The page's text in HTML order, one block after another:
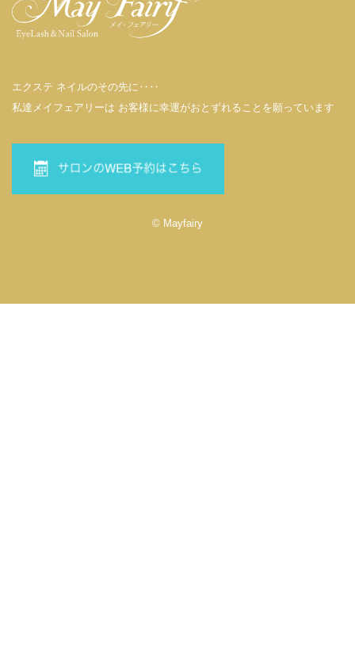
エクステ ネイルのその先に‥‥
私達メイフェアリーは お客様に幸運がおとずれることを願っています
© Mayfairy